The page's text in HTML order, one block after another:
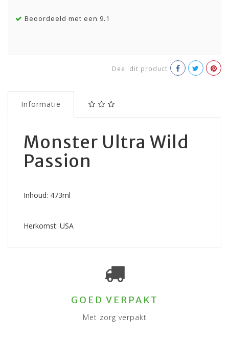
Beoordeeld met een 9.1
Deel dit product
Informatie
Monster Ultra Wild
Passion
Inhoud: 473ml
Herkomst: USA
GOED VERPAKT
Met zorg verpakt